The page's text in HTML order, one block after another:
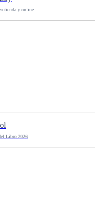
tienda y online
Libro 2026